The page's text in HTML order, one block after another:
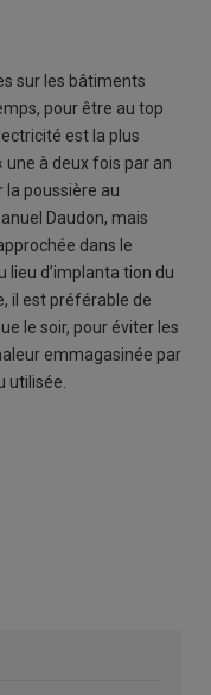
sur les bâtiments
pour être au top
est la plus
une à deux fois par an
la poussière au
Daudon, mais
dans le
d’implanta tion du
il est préférable de
le soir, pour éviter les
emmagasinée par
utilisée.